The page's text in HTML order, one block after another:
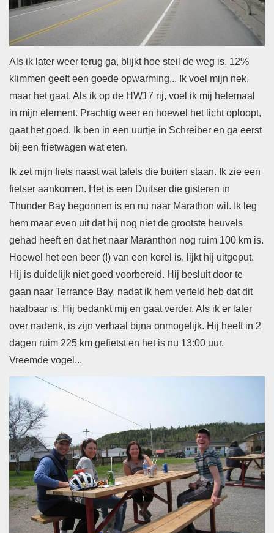
Als ik later weer terug ga, blijkt hoe steil de weg is. 12%
klimmen geeft een goede opwarming... Ik voel mijn nek,
maar het gaat. Als ik op de HW17 rij, voel ik mij helemaal
in mijn element. Prachtig weer en hoewel het licht oploopt,
gaat het goed. Ik ben in een uurtje in Schreiber en ga eerst
bij een frietwagen wat eten.
Ik zet mijn fiets naast wat tafels die buiten staan. Ik zie een
fietser aankomen. Het is een Duitser die gisteren in
Thunder Bay begonnen is en nu naar Marathon wil. Ik leg
hem maar even uit dat hij nog niet de grootste heuvels
gehad heeft en dat het naar Maranthon nog ruim 100 km is.
Hoewel het een beer (!) van een kerel is, lijkt hij uitgeput.
Hij is duidelijk niet goed voorbereid. Hij besluit door te
gaan naar Terrance Bay, nadat ik hem verteld heb dat dit
haalbaar is. Hij bedankt mij en gaat verder. Als ik er later
over nadenk, is zijn verhaal bijna onmogelijk. Hij heeft in 2
dagen ruim 225 km gefietst en het is nu 13:00 uur.
Vreemde vogel...